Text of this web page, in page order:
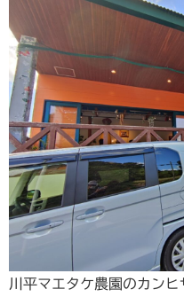
川平マエタケ農園のカン